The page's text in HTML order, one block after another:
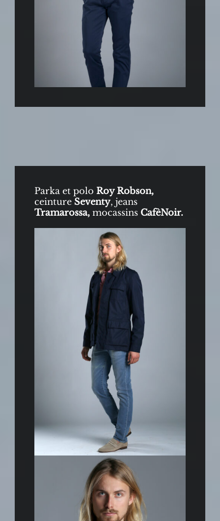
Parka et polo Roy Robson,
ceinture Seventy, jeans
Tramarossa, mocassinsCafèNoir.